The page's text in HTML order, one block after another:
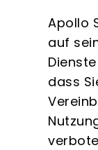
Apollo
auf
dass